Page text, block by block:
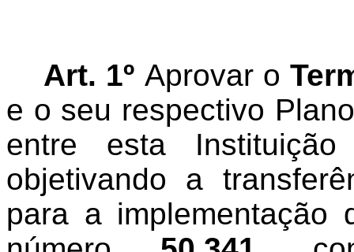
Art. 1º Aprovar o
e o seu respectivo
entre esta
objetivando a
para a implementação